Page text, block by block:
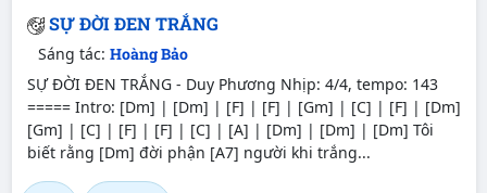
SỰ ĐỜI ĐEN TRẮNG
Sáng tác: Hoàng Bảo
SỰ ĐỜI ĐEN TRẮNG - Duy Phương Nhịp: 4/4, tempo: 143
===== Intro: [Dm] | [Dm] | [F] | [F] | [Gm] | [C] | [F] | [Dm]
[Gm] | [C] | [F] | [F] | [C] | [A] | [Dm] | [Dm] | [Dm] Tôi
biết rằng [Dm] đời phận [A7] người khi trắng...